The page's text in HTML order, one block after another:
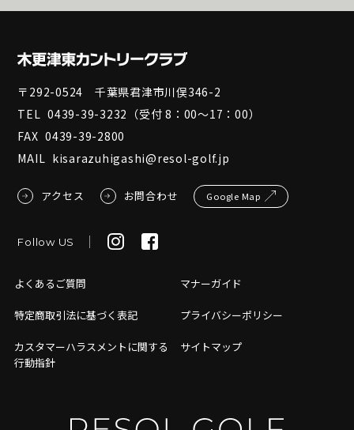
〒292-0524 千葉県君津市川俣346-2
TEL 0439-39-3232 （受付 8：00～17：00）
FAX 0439-39-2800
MAIL kisarazuhigashi@resol-golf.jp
アクセス お問合わせ Google Map
Follow US
よくあるご質問 マナーガイド
特定商取引法に基づく表記 プライバシーポリシー
カスタマーハラスメントに関する
行動指針
サイトマップ